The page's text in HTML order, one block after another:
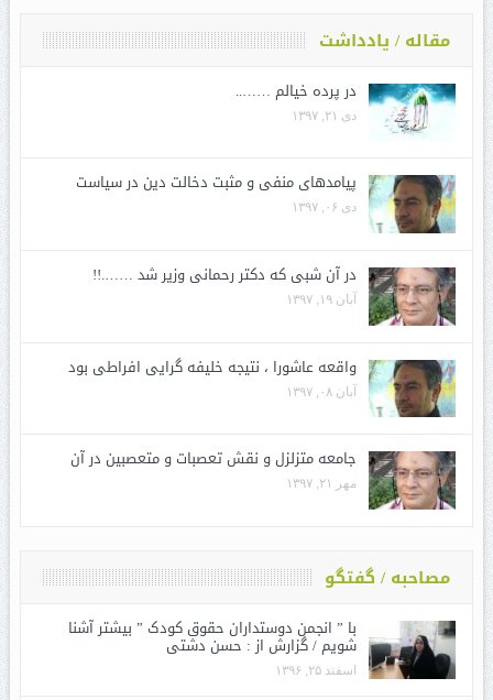
مقاله / یادداشت
در پرده خیالم ……..
دی ۲۱, ۱۳۹۷
پیامدهای منفی و مثبت دخالت دین در سیاست
دی ۰۶, ۱۳۹۷
در آن شبی که دکتر رحمانی وزیر شد …….!!
آبان ۱۹, ۱۳۹۷
واقعه عاشورا ، نتیجه خلیفه گرایی افراطی بود
آبان ۰۸, ۱۳۹۷
جامعه متزلزل و نقش تعصبات و متعصبین در آن
مهر ۲۱, ۱۳۹۷
مصاحبه / گفتگو
با ” انجمن دوستداران حقوق کودک ” بیشتر آشنا
شویم / گزارش از : حسن دشتی
اسفند ۲۵, ۱۳۹۶